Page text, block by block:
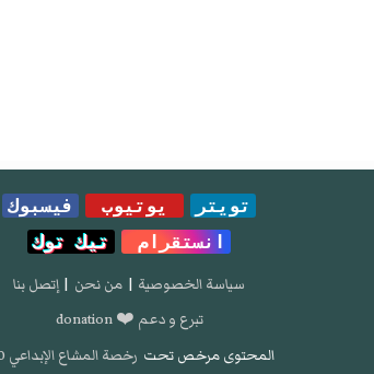
تويتر يوتيوب
فيسبوك
انستقرام
تيك توك
سياسة الخصوصية | من نحن | إتصل بنا
تبرع و دعم ❤️ donation
المحتوى مرخص تحت رخصة المشاع الإبداعي 3.0